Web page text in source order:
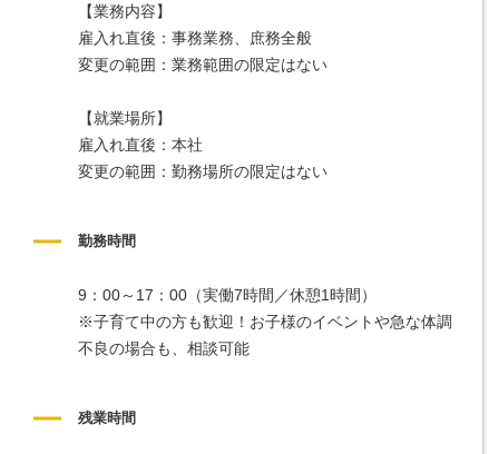
【業務内容】
雇入れ直後：事務業務、庶務全般
変更の範囲：業務範囲の限定はない
【就業場所】
雇入れ直後：本社
変更の範囲：勤務場所の限定はない
勤務時間
9：00～17：00（実働7時間／休憩1時間）
※子育て中の方も歓迎！お子様のイベントや急な体調
不良の場合も、相談可能
残業時間